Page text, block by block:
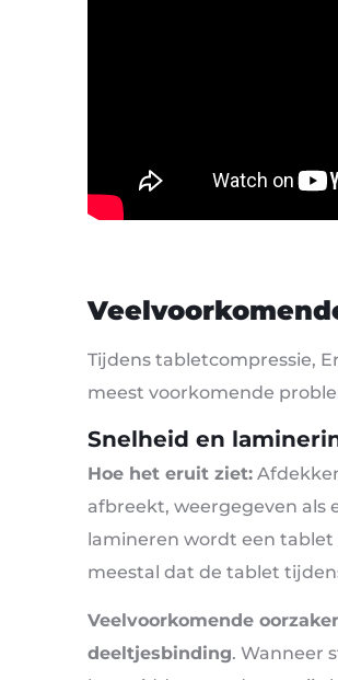
Tijdens tabletcompressie,
meest voorkomende
Snelheid en
Hoe het eruit ziet:
afbreekt, weergegeven als
lamineren wordt een
meestal dat de tablet
Veelvoorkomende
deeltjesbinding. Wanneer